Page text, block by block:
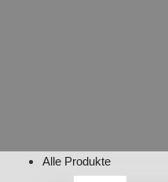
Alle Produkte